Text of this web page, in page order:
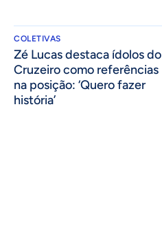
COLETIVAS
Zé Lucas destaca ídolos do
Cruzeiro como referências
na posição: ‘Quero fazer
história’